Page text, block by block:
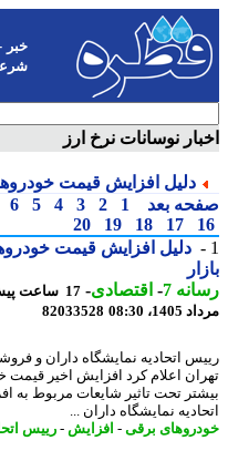
-
شرعی-
نوسانات نرخ ارز
دلیل افزایش قیمت خودروهای
بعد
1
2
3
4
5
6
7
17
18
19
20
دلیل افزایش قیمت خودروهای
7
-اقتصادی-
08:30
82033528
اتحادیه نمایشگاه داران و
اعلام کرد افزایش اخیر قیمت
تحت تاثیر شایعات مربوط به
نمایشگاه داران ...
برقی-افزایش -رییس اتحادیه